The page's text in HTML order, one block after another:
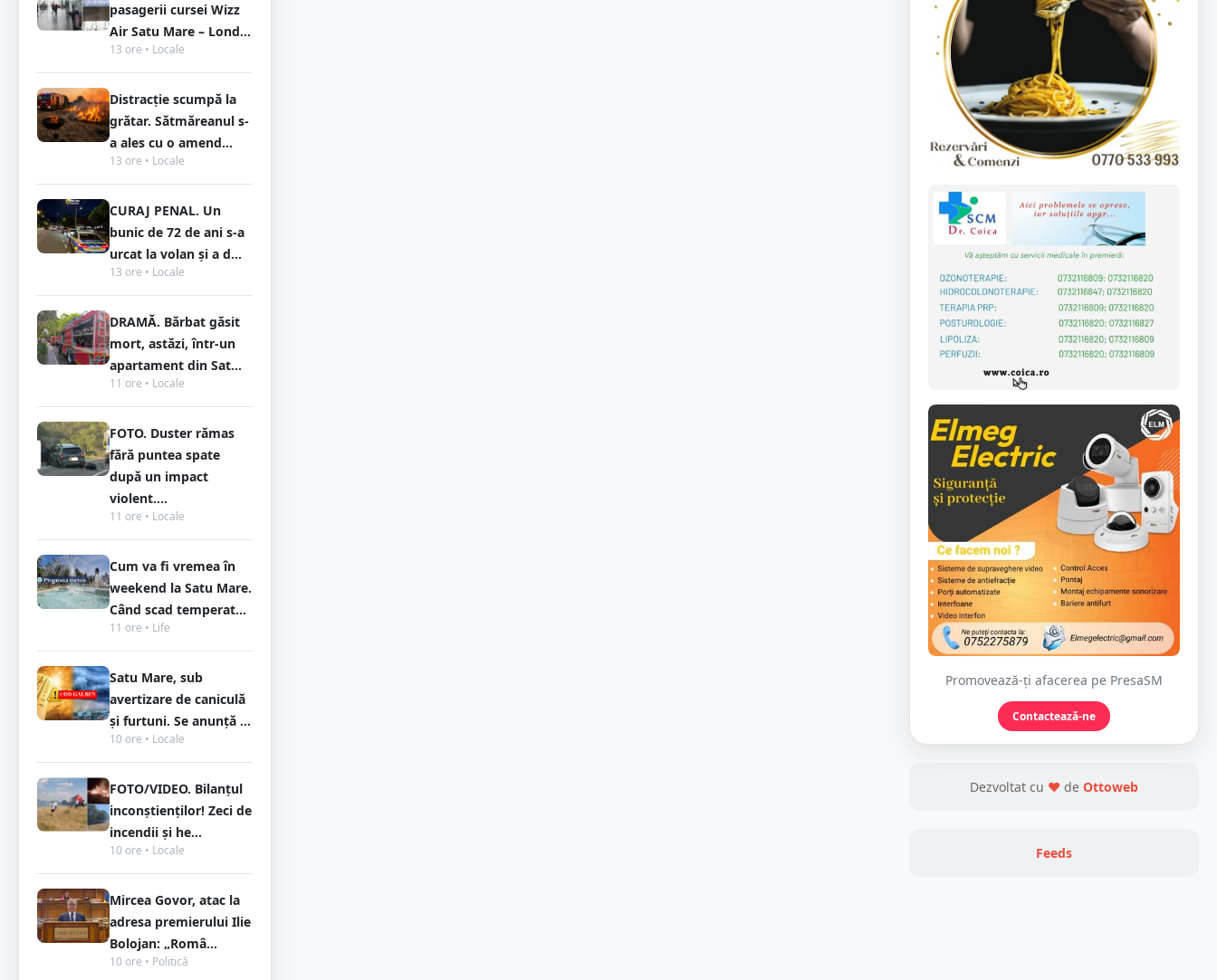
pasagerii cursei Wizz
Air Satu Mare – Lond...
13 ore • Locale
Distracție scumpă la
grătar. Sătmăreanul s-
a ales cu o amend...
13 ore • Locale
CURAJ PENAL. Un
bunic de 72 de ani s-a
urcat la volan și a d...
13 ore • Locale
DRAMĂ. Bărbat găsit
mort, astăzi, într-un
apartament din Sat...
11 ore • Locale
FOTO. Duster rămas
fără puntea spate
după un impact
violent....
11 ore • Locale
Cum va fi vremea în
weekend la Satu Mare.
Când scad temperat...
11 ore • Life
Satu Mare, sub
avertizare de caniculă
și furtuni. Se anunță ...
10 ore • Locale
FOTO/VIDEO. Bilanțul
inconștienților! Zeci de
incendii și he...
10 ore • Locale
Mircea Govor, atac la
adresa premierului Ilie
Bolojan: „Româ...
10 ore • Politică
Promovează-ți afacerea pe PresaSM
Contactează-ne
Dezvoltat cu ❤ de Ottoweb
Feeds